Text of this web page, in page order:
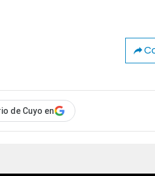
de Cuyo en